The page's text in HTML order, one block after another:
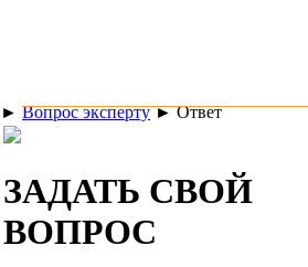
► Вопрос эксперту►Ответ
ЗАДАТЬ СВОЙ
ВОПРОС